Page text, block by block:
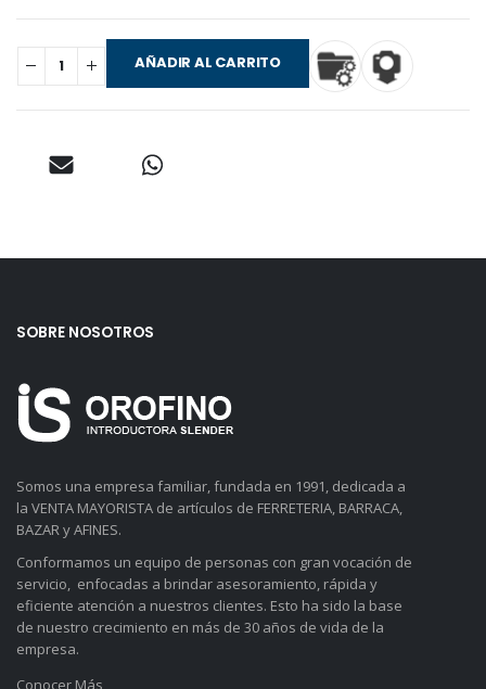
AÑADIR AL CARRITO
SOBRE NOSOTROS
Somos una empresa familiar, fundada en 1991, dedicada a
la VENTA MAYORISTA de artículos de FERRETERIA, BARRACA,
BAZAR y AFINES.
Conformamos un equipo de personas con gran vocación de
servicio, enfocadas a brindar asesoramiento, rápida y
eficiente atención a nuestros clientes. Esto ha sido la base
de nuestro crecimiento en más de 30 años de vida de la
empresa.
Conocer Más